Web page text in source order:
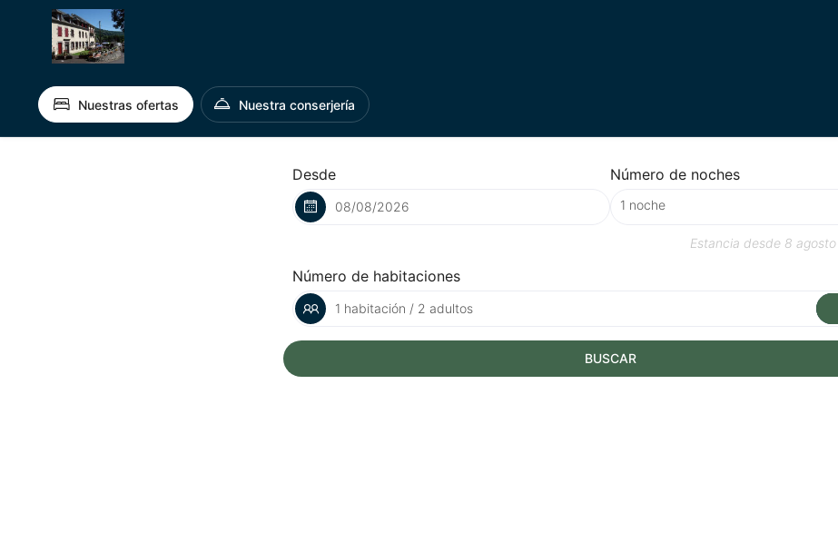
Nuestras ofertas Nuestra conserjería
Desde Número de noches
Estancia desde 8 agosto
Número de habitaciones
1 habitación / 2 adultos